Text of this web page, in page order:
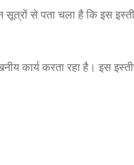
सूत्रों से पता चला है कि इस
कार्य करता रहा है। इस